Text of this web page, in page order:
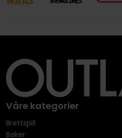
Våre kategorier
Brettspill
Bøker